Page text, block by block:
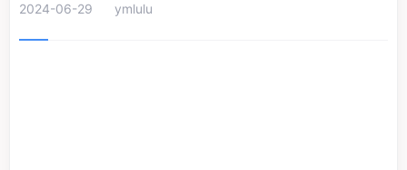
2024-06-29 ymlulu